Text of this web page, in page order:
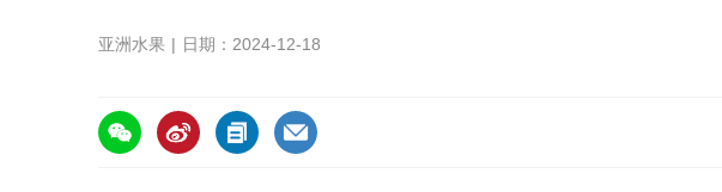
亚洲水果 日期：2024-12-18
https://asiafruitchina.net/29074.html